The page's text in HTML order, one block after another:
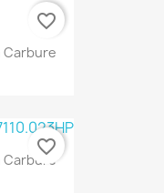
Carbure
favorite_border
Carbure
favorite_border